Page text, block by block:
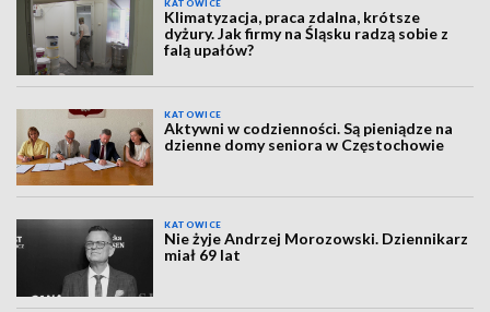
KATOWICE
Klimatyzacja, praca zdalna, krótsze
dyżury. Jak firmy na Śląsku radzą sobie z
falą upałów?
KATOWICE
Aktywni w codzienności. Są pieniądze na
dzienne domy seniora w Częstochowie
KATOWICE
Nie żyje Andrzej Morozowski. Dziennikarz
miał 69 lat